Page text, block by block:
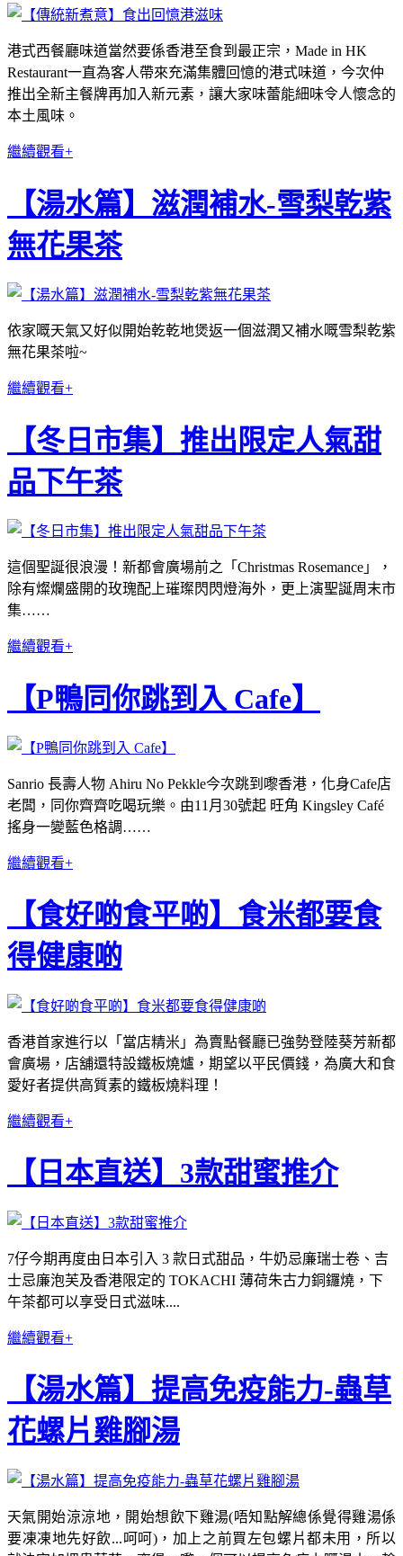
港式西餐廳味道當然要係香港至食到最正宗，Made in HK
Restaurant一直為客人帶來充滿集體回憶的港式味道，今次仲
推出全新主餐牌再加入新元素，讓大家味蕾能細味令人懷念的
本土風味。
繼續觀看+
【湯水篇】滋潤補水-雪梨乾紫
無花果茶
依家嘅天氣又好似開始乾乾地煲返一個滋潤又補水嘅雪梨乾紫
無花果茶啦~
繼續觀看+
【冬日市集】推出限定人氣甜
品下午茶
這個聖誕很浪漫！新都會廣場前之「Christmas Rosemance」，
除有燦爛盛開的玫瑰配上璀璨閃閃燈海外，更上演聖誕周末市
集……
繼續觀看+
【P鴨同你跳到入 Cafe】
Sanrio 長壽人物 Ahiru No Pekkle今次跳到嚟香港，化身Cafe店
老闆，同你齊齊吃喝玩樂。由11月30號起 旺角 Kingsley Café
搖身一變藍色格調……
繼續觀看+
【食好啲食平啲】食米都要食
得健康啲
香港首家進行以「當店精米」為賣點餐廳已強勢登陸葵芳新都
會廣場，店舖還特設鐵板燒爐，期望以平民價錢，為廣大和食
愛好者提供高質素的鐵板燒料理！
繼續觀看+
【日本直送】3款甜蜜推介
7仔今期再度由日本引入 3 款日式甜品，牛奶忌廉瑞士卷、吉
士忌廉泡芙及香港限定的 TOKACHI 薄荷朱古力銅鑼燒，下
午茶都可以享受日式滋味....
繼續觀看+
【湯水篇】提高免疫能力-蟲草
花螺片雞腳湯
天氣開始涼涼地，開始想飲下雞湯(唔知點解總係覺得雞湯係
要凍凍地先好飲...呵呵)，加上之前買左包螺片都未用，所以